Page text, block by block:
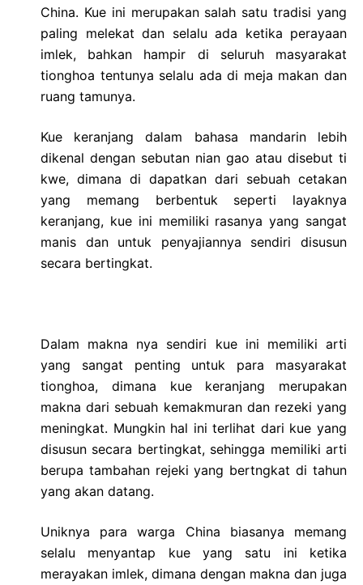
China. Kue ini merupakan salah satu tradisi yang
paling melekat dan selalu ada ketika perayaan
imlek, bahkan hampir di seluruh masyarakat
tionghoa tentunya selalu ada di meja makan dan
ruang tamunya.
Kue keranjang dalam bahasa mandarin lebih
dikenal dengan sebutan nian gao atau disebut ti
kwe, dimana di dapatkan dari sebuah cetakan
yang memang berbentuk seperti layaknya
keranjang, kue ini memiliki rasanya yang sangat
manis dan untuk penyajiannya sendiri disusun
secara bertingkat.
Dalam makna nya sendiri kue ini memiliki arti
yang sangat penting untuk para masyarakat
tionghoa, dimana kue keranjang merupakan
makna dari sebuah kemakmuran dan rezeki yang
meningkat. Mungkin hal ini terlihat dari kue yang
disusun secara bertingkat, sehingga memiliki arti
berupa tambahan rejeki yang bertngkat di tahun
yang akan datang.
Uniknya para warga China biasanya memang
selalu menyantap kue yang satu ini ketika
merayakan imlek, dimana dengan makna dan juga